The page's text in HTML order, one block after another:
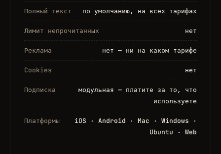
Полный текст по умолчанию, на всех тарифах
Лимит непрочитанных нет
Реклама нет — ни на каком тарифе
Cookies нет
Подписка
модульная — платите за то, что
используете
Платформы
iOS · Android · Mac · Windows ·
Ubuntu · Web